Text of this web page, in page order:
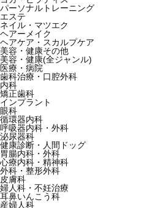
パーソナルトレーニング
エステ
ネイル・マツエク
ヘアーメイク
ヘアケア・スカルプケア
美容・健康その他
美容・健康(全ジャンル)
医療・病院
歯科治療・口腔外科
内科
矯正歯科
インプラント
眼科
循環器内科
呼吸器内科・外科
泌尿器科
健康診断・人間ドッグ
胃腸内科・外科
心療内科・精神科
外科・整形外科
皮膚科
婦人科・不妊治療
耳鼻いんこう科
産婦人科